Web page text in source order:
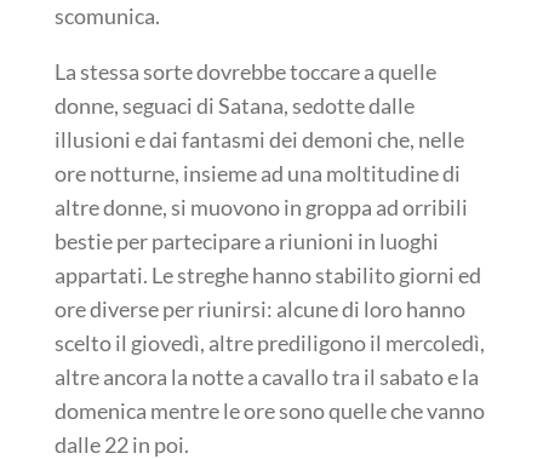
scomunica.
La stessa sorte dovrebbe toccare a quelle
donne, seguaci di Satana, sedotte dalle
illusioni e dai fantasmi dei demoni che, nelle
ore notturne, insieme ad una moltitudine di
altre donne, si muovono in groppa ad orribili
bestie per partecipare a riunioni in luoghi
appartati. Le streghe hanno stabilito giorni ed
ore diverse per riunirsi: alcune di loro hanno
scelto il giovedì, altre prediligono il mercoledì,
altre ancora la notte a cavallo tra il sabato e la
domenica mentre le ore sono quelle che vanno
dalle 22 in poi.